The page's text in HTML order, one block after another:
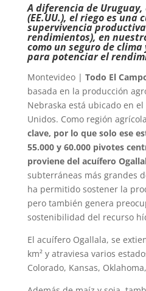
A diferencia de
(EE.UU.), el riego es una
supervivencia
rendimientos), en
como un seguro de
para potenciar el
Montevideo | Todo El
basada en la producción
Nebraska está ubicado en
Unidos. Como región
clave, por lo que solo ese
55.000 y 60.000 pivotes
proviene del acuífero
subterráneas más grandes
ha permitido sostener la
pero también genera
sostenibilidad del recurso
El acuífero Ogallala, se
km² y atraviesa varios
Colorado, Kansas,